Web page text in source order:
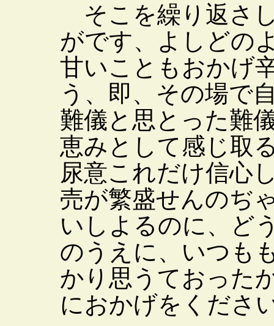
そこを繰り返さ
がです、よしどの
甘いこともおかげ
う、即、その場で
難儀と思とった難
恵みとして感じ取
尿意これだけ信心
売が繁盛せんのぢ
いしよるのに、ど
のうえに、いつも
かり思うておった
におかげをくださ